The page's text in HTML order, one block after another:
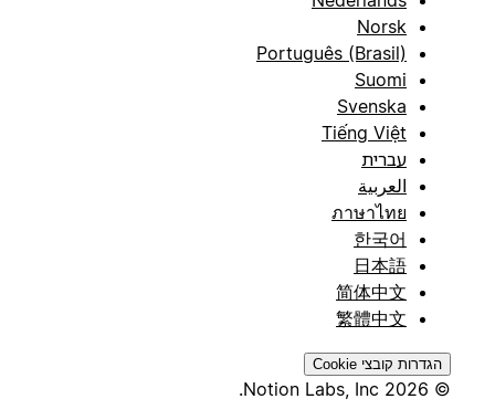
Norsk
Português (Brasil)
Suomi
Svenska
Tiếng Việt
עברית
العربية
ภาษาไทย
한국어
日本語
简体中文
繁體中文
הגדרות קובצי Cookie
© 2026 Notion Labs, Inc.